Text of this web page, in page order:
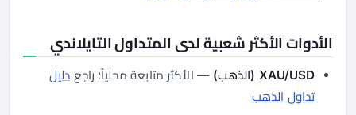
الأدوات الأكثر شعبية لدى المتداول التايلاندي
XAU/USD (الذهب) — الأكثر متابعة محلياً؛ راجع دليل
تداول الذهب